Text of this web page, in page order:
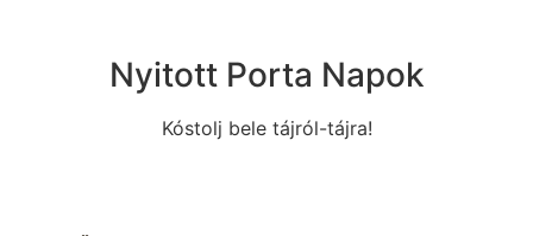
Nyitott Porta Napok
Kóstolj bele tájról-tájra!